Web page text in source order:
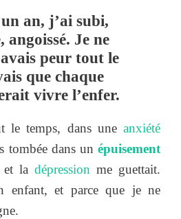
an, j’ai subi,
angoissé. Je ne
peur tout le
que chaque
vivre l’enfer.
le temps, dans une anxiété
tombée dans un épuisement
et la dépression me guettait.
enfant, et parce que je ne